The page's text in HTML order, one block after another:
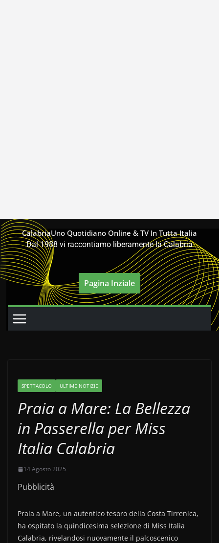
Salta
al
contenuto
CalabriaUno Quotidiano Online & TV In Tutta Italia
Dal 1988 vi raccontiamo liberamente la Calabria
Pagina Inziale
SPETTACOLO ULTIME NOTIZIE
Praia a Mare: La Bellezza
in Passerella per Miss
Italia Calabria
14 Agosto 2025
Pubblicità
Praia a Mare, un autentico tesoro della Costa Tirrenica,
ha ospitato la quindicesima selezione di Miss Italia
Calabria, rivelandosi nuovamente il palcoscenico